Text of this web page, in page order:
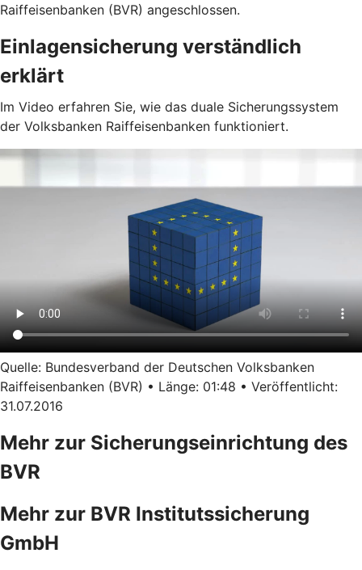
Raiffeisenbanken (BVR) angeschlossen.
Einlagensicherung verständlich
erklärt
Im Video erfahren Sie, wie das duale Sicherungssystem
der Volksbanken Raiffeisenbanken funktioniert.
Quelle: Bundesverband der Deutschen Volksbanken
Raiffeisenbanken (BVR) • Länge: 01:48 • Veröffentlicht:
31.07.2016
Mehr zur Sicherungseinrichtung des
BVR
Mehr zur BVR Institutssicherung
GmbH